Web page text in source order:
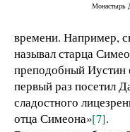
Монастырь
времени. Например,
называл старца
преподобный Иустин
первый раз посетил
сладостного
отца Симеона»[7].